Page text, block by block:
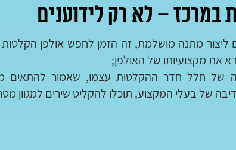
במרכז – לא רק לידוענים
מתנה מושלמת, זה הזמן לחפש אולפן הקלטות
את מקצועיותו של האולפן;
של חלל חדר ההקלטות עצמו, שאמור להתאים
של בעלי המקצוע, תוכלו להקליט שירים למגוון